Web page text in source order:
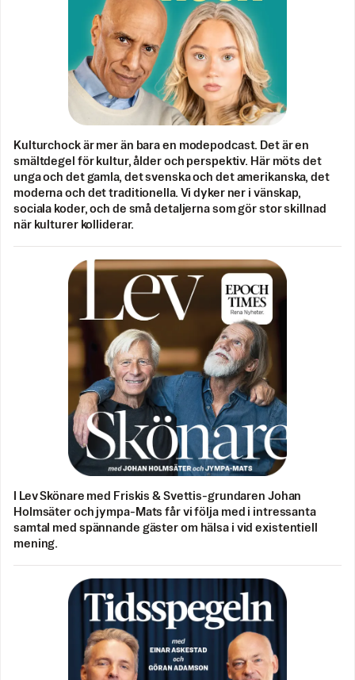
Kulturchock är mer än bara en modepodcast. Det är en
smältdegel för kultur, ålder och perspektiv. Här möts det
unga och det gamla, det svenska och det amerikanska, det
moderna och det traditionella. Vi dyker ner i vänskap,
sociala koder, och de små detaljerna som gör stor skillnad
när kulturer kolliderar.
I Lev Skönare med Friskis & Svettis-grundaren Johan
Holmsäter och jympa-Mats får vi följa med i intressanta
samtal med spännande gäster om hälsa i vid existentiell
mening.